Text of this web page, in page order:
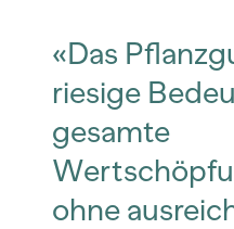
«Das
riesige
gesamte
ohne